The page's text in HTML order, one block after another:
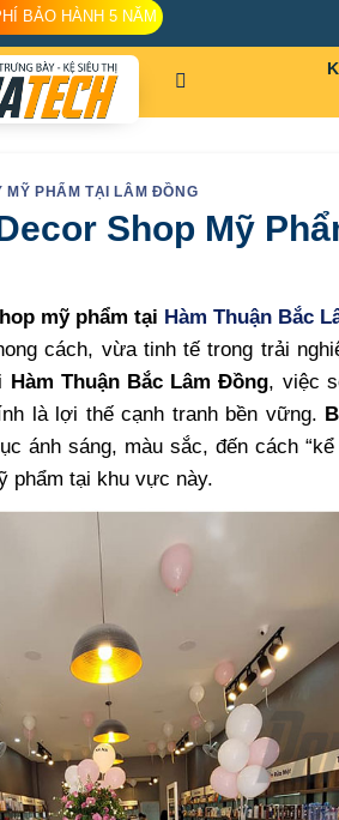
BẢO HÀNH 5 NĂM
MỸ PHẨM TẠI LÂM ĐỒNG
Shop Mỹ
mỹ phẩm tại Hàm Thuận Bắc
cách, vừa tinh tế trong trải
Hàm Thuận Bắc Lâm Đồng, việc
là lợi thế cạnh tranh bền vững.
ánh sáng, màu sắc, đến cách
phẩm tại khu vực này.